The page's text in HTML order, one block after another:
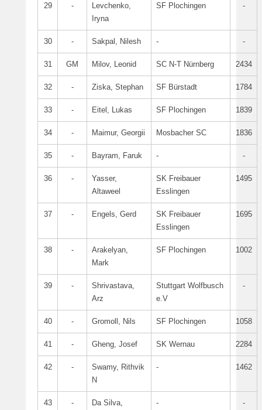
29 -
Levchenko,
Iryna
SF Plochingen -
30 - Sakpal, Nilesh - -
31 GM Milov, Leonid SC N‑T Nürnberg 2434
32 - Ziska, Stephan SF Bürstadt 1784
33 - Eitel, Lukas SF Plochingen 1839
34 - Maimur, Georgii Mosbacher SC 1836
35 - Bayram, Faruk - -
36 -
Yasser,
Altaweel
SK Freibauer
Esslingen
1495
37 - Engels, Gerd
SK Freibauer
Esslingen
1695
38 -
Arakelyan,
Mark
SF Plochingen 1002
39 -
Shrivastava,
Arz
Stuttgart Wolfbusch
e.V
-
40 - Gromoll, Nils SF Plochingen 1058
41 - Gheng, Josef SK Wernau 2284
42 -
Swamy, Rithvik
N
- 1462
43 -
Da Silva,
- -